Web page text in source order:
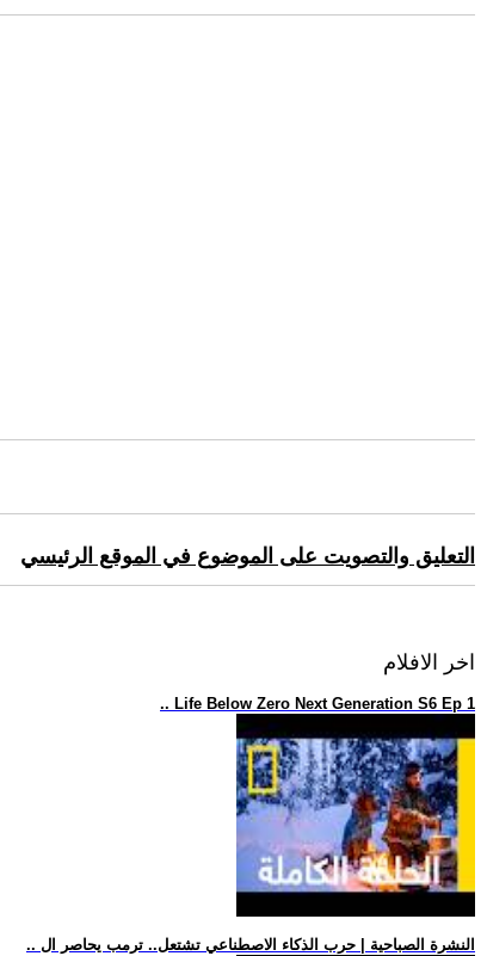
التعليق والتصويت على الموضوع في الموقع الرئيسي
اخر الافلام
.. Life Below Zero Next Generation S6 Ep 1
.. النشرة الصباحية | حرب الذكاء الاصطناعي تشتعل.. ترمب يحاصر ال